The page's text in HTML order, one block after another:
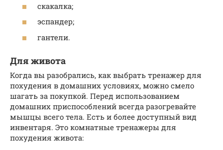
скакалка;
эспандер;
гантели.
Для живота
Когда вы разобрались, как выбрать тренажер для
похудения в домашних условиях, можно смело
шагать за покупкой. Перед использованием
домашних приспособлений всегда разогревайте
мышцы всего тела. Есть и более доступный вид
инвентаря. Это комнатные тренажеры для
похудения живота: